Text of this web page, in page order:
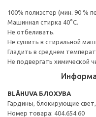
100% полиэстер (мин. 90 %
Машинная стирка 40°С.
Не отбеливать.
Не сушить в стиральной
Гладить в среднем
Не подвергать химической
BLÅHUVA БЛОХУВА
Гардины, блокирующие
Номер товара: 404.654.60